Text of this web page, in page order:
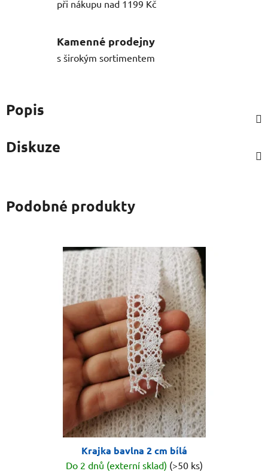
při nákupu nad 1199 Kč
Kamenné prodejny
s širokým sortimentem
Popis
Diskuze
Podobné produkty
Krajka bavlna 2 cm bílá
Do 2 dnů (externí sklad) (>50 ks)